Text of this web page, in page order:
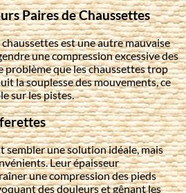
Paires de Chaussettes
est une autre mauvaise
une compression excessive des
problème que les chaussettes trop
la souplesse des mouvements, ce
sur les pistes.
sembler une solution idéale, mais
Leur épaisseur
une compression des pieds
des douleurs et gênant les